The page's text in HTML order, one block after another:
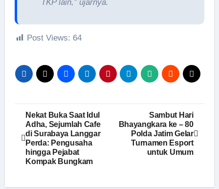
TKP lain,” ujarnya.
Post Views: 64
Navigasi
pos
Nekat Buka Saat Idul
Adha, Sejumlah Cafe
di Surabaya Langgar
Perda: Pengusaha
hingga Pejabat
Kompak Bungkam
Sambut Hari
Bhayangkara ke – 80
Polda Jatim Gelar
Turnamen Esport
untuk Umum